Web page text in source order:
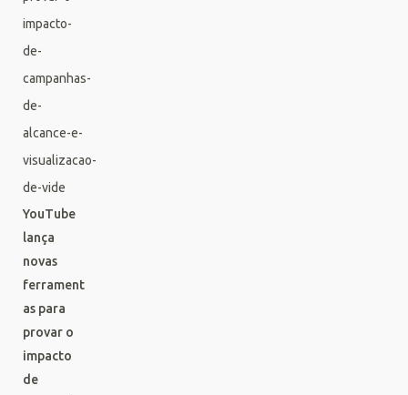
YouTube
lança
novas
ferrament
as para
provar o
impacto
de